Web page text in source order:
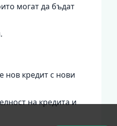
могат да бъдат
нов кредит с нови
на кредита и